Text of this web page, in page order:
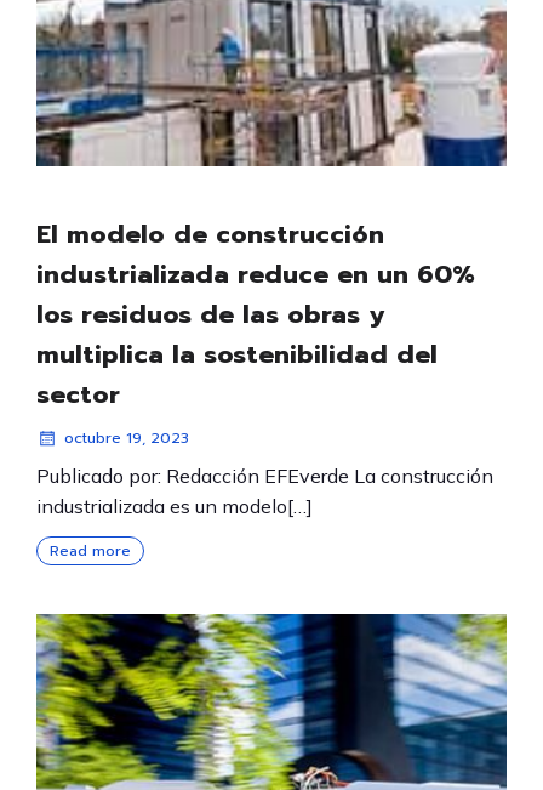
El modelo de construcción
industrializada reduce en un 60%
los residuos de las obras y
multiplica la sostenibilidad del
sector
octubre 19, 2023
Publicado por: Redacción EFEverde La construcción
industrializada es un modelo[…]
Read more